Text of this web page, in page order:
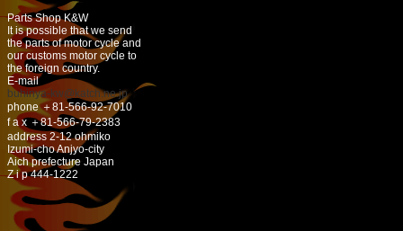
Parts Shop K&W
It is possible that we send
the parts of motor cycle and
our customs motor cycle to
the foreign country.
E-mail
buhinya-kw@katch.ne.jp
phone ＋81-566-92-7010
f a x ＋81-566-79-2383
address 2-12 ohmiko
Izumi-cho Anjyo-city
Aich prefecture Japan
Z i p 444-1222